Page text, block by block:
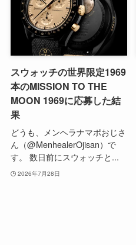
スウォッチの世界限定1969
本のMISSION TO THE
MOON 1969に応募した結
果
どうも、メンヘラナマポおじさ
ん（@MenhealerOjisan）で
す。 数日前にスウォッチと...
2026年7月28日